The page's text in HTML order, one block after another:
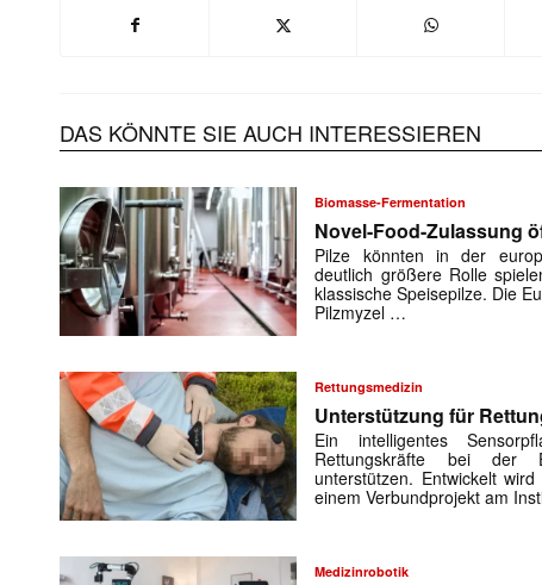
DAS KÖNNTE SIE AUCH INTERESSIEREN
Biomasse-Fermentation
Novel-Food-Zulassung
Pilze könnten in der
deutlich größere Rolle
klassische Speisepilze. Die
Pilzmyzel …
Rettungsmedizin
Unterstützung für
Ein intelligentes
Rettungskräfte bei der
unterstützen. Entwickelt
einem Verbundprojekt am
Medizinrobotik